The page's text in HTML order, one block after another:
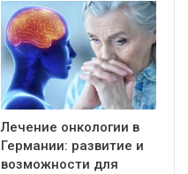
Лечение онкологии в
Германии: развитие и
возможности для